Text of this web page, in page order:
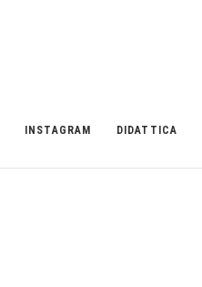
INSTAGRAM DIDATTICA